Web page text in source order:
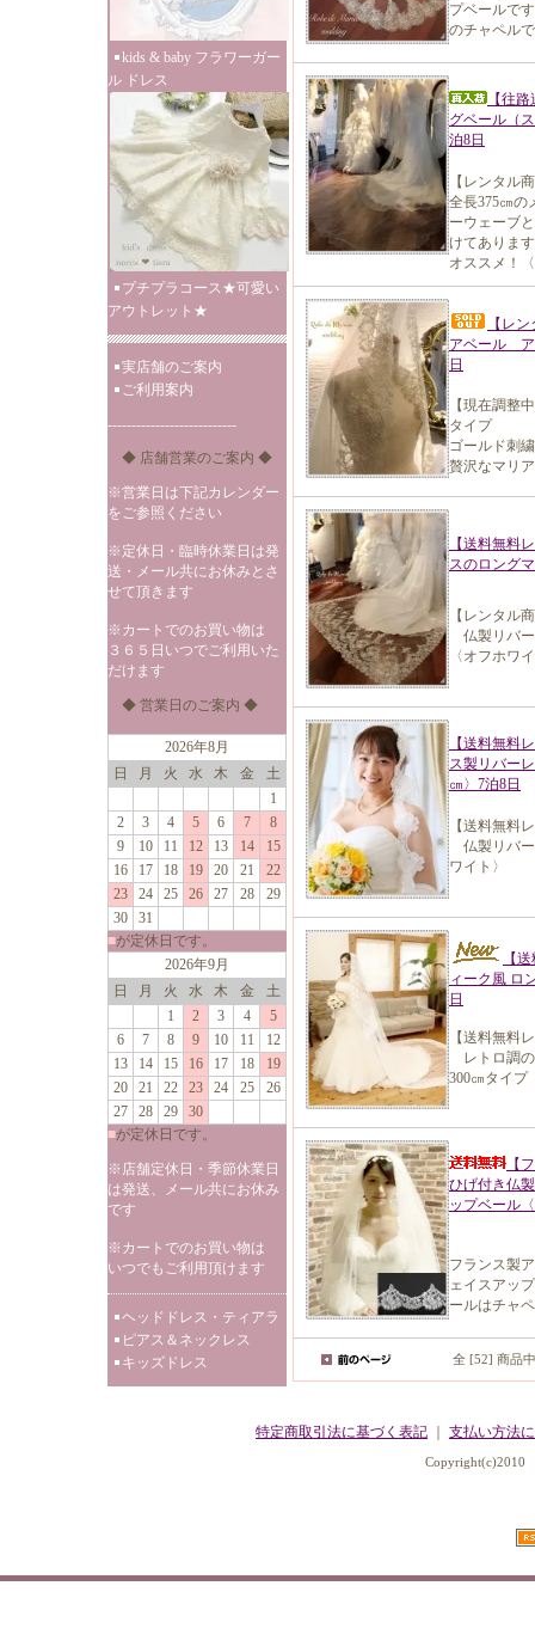
kids & baby フラワーガー
ル ドレス
プチプラコース★可愛い
アウトレット★
実店舗のご案内
ご利用案内
---------------------------
◆ 店舗営業のご案内 ◆
※営業日は下記カレンダー
をご参照ください
※定休日・臨時休業日は発
送・メール共にお休みとさ
せて頂きます
※カートでのお買い物は
３６５日いつでご利用いた
だけます
◆ 営業日のご案内 ◆
2026年8月
日
月 火 水 木 金
土
1
2
3 4 5 6 7
8
9
10 11 12 13 14
15
16
17 18 19 20 21
22
23
24 25 26 27 28
29
30
31
■が定休日です。
2026年9月
日
月 火 水 木 金
土
1
2 3 4
5
6
7 8 9 10 11
12
13
14 15 16 17 18
19
20
21 22 23 24 25
26
27
28 29
30
■が定休日です。
※店舗定休日・季節休業日
は発送、メール共にお休み
です
※カートでのお買い物は
いつでもご利用頂けます
ヘッドドレス・ティアラ
ピアス＆ネックレス
キッズドレス
プベールで
のチャペル
【往
グベール（
泊8日
【レンタル
全長375㎝の
ーウェーブ
けてありま
オススメ！
【レ
アベール ア
日
【現在調整
タイプ
ゴールド刺
贅沢なマリ
【送料無料
スのロング
【レンタル
仏製リバ
〈オフホワ
【送料無料
ス製リバー
㎝〉7泊8日
【送料無料
仏製リバ
ワイト〉
【
ィーク風 ロ
日
【送料無料
レトロ調
300㎝タイプ
【
ひげ付き仏
ップベール
フランス製
ェイスアッ
ールはチャ
全 [52] 商品
特定商取引法に基づく表記 支払い方法
Copyright(c)2010